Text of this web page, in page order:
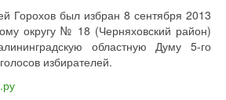
Горохов был избран 8 сентября 2013
округу № 18 (Черняховский район)
областную Думу 5-го
избирателей.